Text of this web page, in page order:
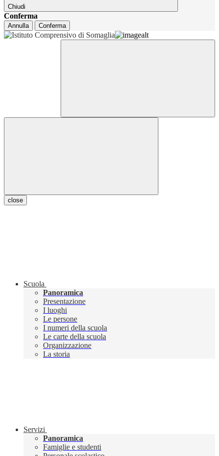
Chiudi
Conferma
Annulla Conferma
close
Scuola
Panoramica
Presentazione
I luoghi
Le persone
I numeri della scuola
Le carte della scuola
Organizzazione
La storia
Servizi
Panoramica
Famiglie e studenti